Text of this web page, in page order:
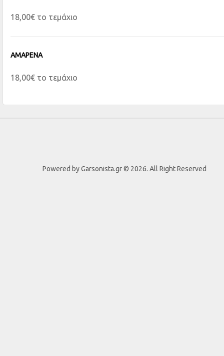
18,00€ το τεμάχιο
ΑΜΑΡΕΝΑ
18,00€ το τεμάχιο
Powered by Garsonista.gr © 2026. All Right Reserved